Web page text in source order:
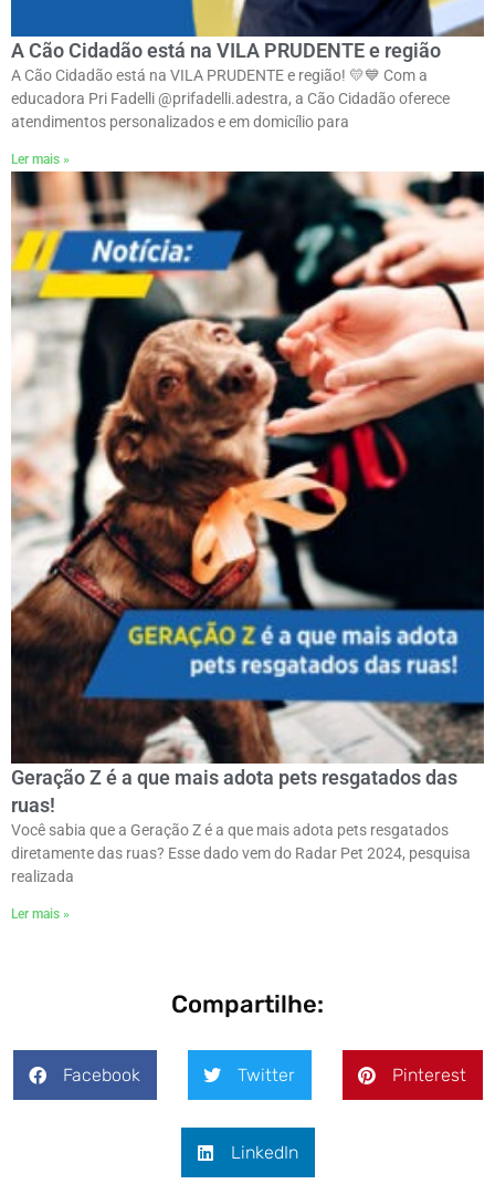
A Cão Cidadão está na VILA PRUDENTE e região
A Cão Cidadão está na VILA PRUDENTE e região! 💛💙 Com a
educadora Pri Fadelli @prifadelli.adestra, a Cão Cidadão oferece
atendimentos personalizados e em domicílio para
Ler mais »
Geração Z é a que mais adota pets resgatados das
ruas!
Você sabia que a Geração Z é a que mais adota pets resgatados
diretamente das ruas? Esse dado vem do Radar Pet 2024, pesquisa
realizada
Ler mais »
Compartilhe:
Facebook Twitter Pinterest
LinkedIn